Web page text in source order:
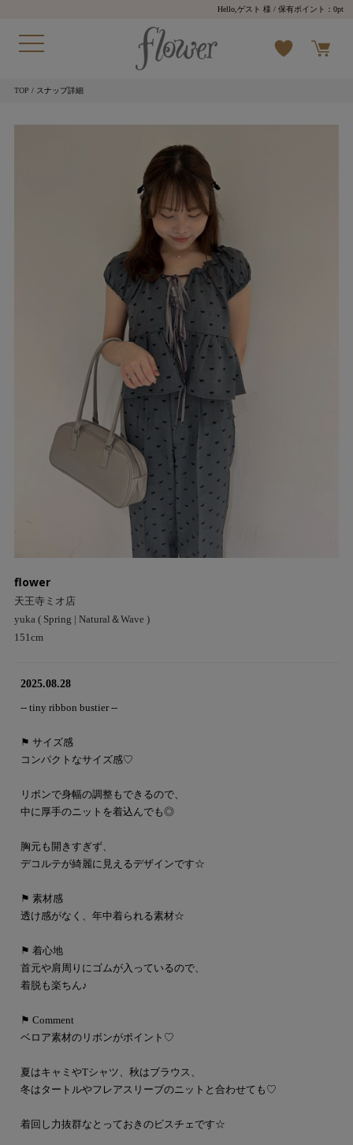
Hello,ゲスト 様 / 保有ポイント：0pt
TOP / スナップ詳細
flower
天王寺ミオ店
yuka ( Spring | Natural＆Wave )
151cm
2025.08.28
-- tiny ribbon bustier --
⚑ サイズ感
コンパクトなサイズ感♡
リボンで身幅の調整もできるので、
中に厚手のニットを着込んでも◎
胸元も開きすぎず、
デコルテが綺麗に見えるデザインです☆
⚑ 素材感
透け感がなく、年中着られる素材☆
⚑ 着心地
首元や肩周りにゴムが入っているので、
着脱も楽ちん♪
⚑ Comment
ベロア素材のリボンがポイント♡
夏はキャミやTシャツ、秋はブラウス、
冬はタートルやフレアスリーブのニットと合わせても♡
着回し力抜群なとっておきのビスチェです☆